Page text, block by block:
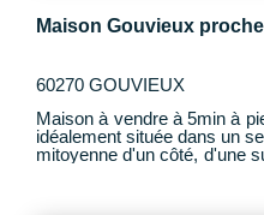
Maison Gouvieux
60270 GOUVIEUX
Maison à vendre à 5min à
idéalement située dans un
mitoyenne d'un côté, d'une